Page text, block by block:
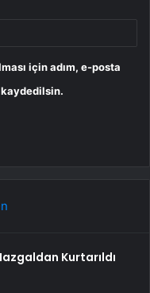
için adım, e-posta
kaydedilsin.
Kurtarıldı